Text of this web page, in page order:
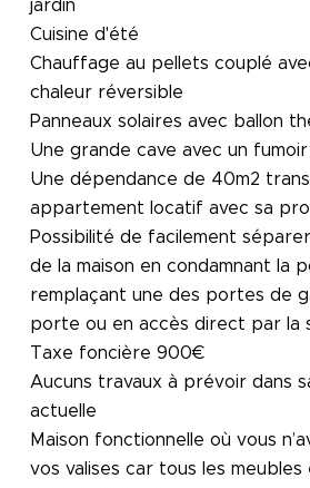
jardin
Cuisine d'été
Chauffage au pellets couplé
chaleur réversible
Panneaux solaires avec ballon
Une grande cave avec un fumoir
Une dépendance de 40m2
appartement locatif avec sa
Possibilité de facilement
de la maison en condamnant la
remplaçant une des portes de
porte ou en accès direct par la
Taxe foncière 900€
Aucuns travaux à prévoir dans
actuelle
Maison fonctionnelle où vous
vos valises car tous les